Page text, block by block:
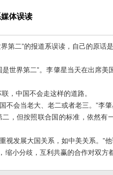
体误读
二”的报道系误读，自己的原话
界第二”。李肇星当天在出席美
，中国不会走这样的道路。
会当老大、老二或者老三。”李肇
但按照联合国的标准，依然有
发展大国关系，如中美关系。”他
小分歧，互利共赢的合作对双方